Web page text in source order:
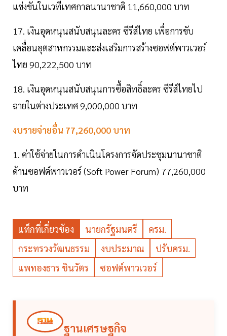
แข่งขันในเวทีเทศกาลนานาชาติ 11,660,000 บาท
17. เงินอุดหนุนสนับสนุนละคร ซีรีส์ไทย เพื่อการขับ
เคลื่อนอุตสาหกรรมและส่งเสริมการสร้างซอฟต์พาวเวอร์
ไทย 90,222,500 บาท
18. เงินอุดหนุนสนับสนุนการซื้อสิทธิ์ละคร ซีรีส์ไทยไป
ฉายในต่างประเทศ 9,000,000 บาท
งบรายจ่ายอื่น 77,260,000 บาท
1. ค่าใช้จ่ายในการดำเนินโครงการจัดประชุมนานาชาติ
ด้านซอฟต์พาวเวอร์ (Soft Power Forum) 77,260,000
บาท
แท็กที่เกี่ยวข้อง นายกรัฐมนตรี
ครม.
กระทรวงวัฒนธรรม
งบประมาณ
ปรับครม.
แพทองธาร ชินวัตร
ซอฟต์พาวเวอร์
ฐานเศรษฐกิจ